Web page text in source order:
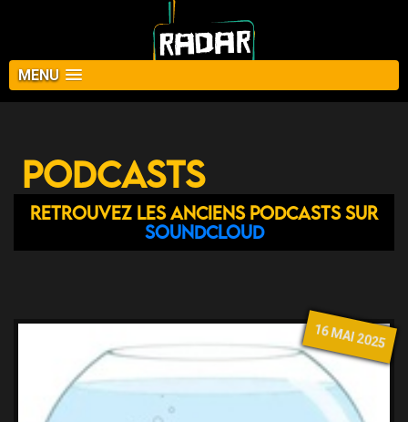
MENU
Podcasts
Retrouvez les anciens podcasts sur
Soundcloud
16 MAI 2025